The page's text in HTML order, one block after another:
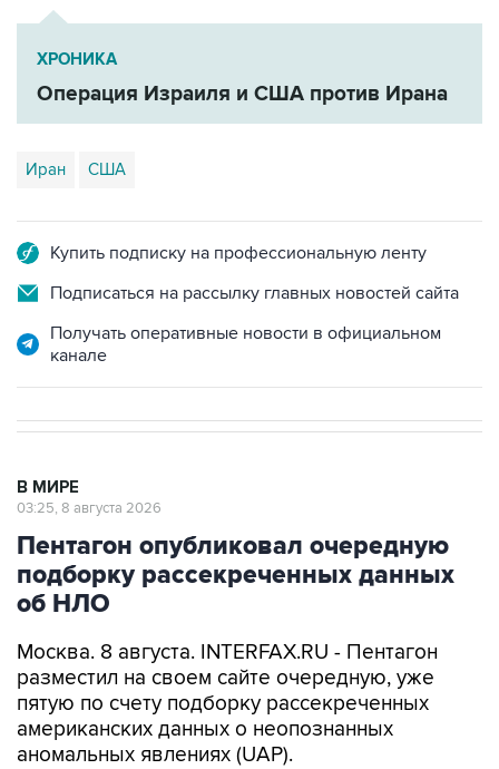
ХРОНИКА
Операция Израиля и США против Ирана
Иран США
Купить подписку на профессиональную ленту
Подписаться на рассылку главных новостей сайта
Получать оперативные новости в официальном
канале
В МИРЕ
03:25, 8 августа 2026
Пентагон опубликовал очередную
подборку рассекреченных данных
об НЛО
Москва. 8 августа. INTERFAX.RU - Пентагон
разместил на своем сайте очередную, уже
пятую по счету подборку рассекреченных
американских данных о неопознанных
аномальных явлениях (UAP).